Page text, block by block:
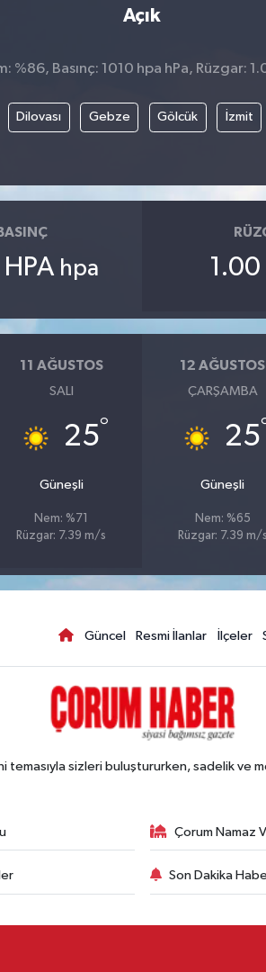
Açık
%86, Basınç: 1010 hpa hPa, Rüzgar:
Dilovası Gebze Gölcük İzmit
hpa
11 AĞUSTOS
SALI
25°
Güneşli
Nem: %71
Rüzgar: 7.39 m/s
12 AĞUSTOS
ÇARŞAMBA
25
Güneşli
Nem: %65
Rüzgar: 7.39 m/s
Güncel Resmi İlanlar İlçeler
temasıyla sizleri buluştururken, sadelik ve
Çorum Namaz
Son Dakika